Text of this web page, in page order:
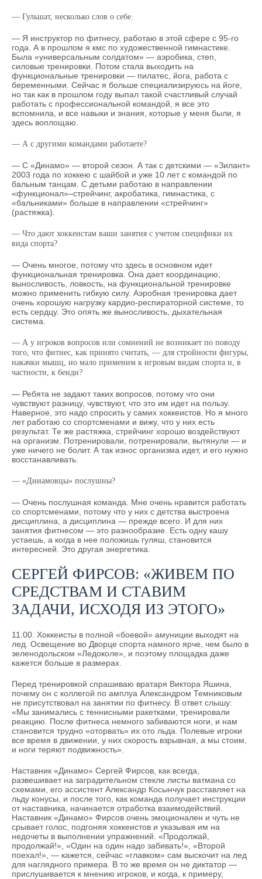
— Гульшат, несколько слов о себе.
— Я инструктор по фитнесу, работаю в этой сфере с 95-го
года. А в прошлом я кмс по художественной гимнастике.
Была «универсальным солдатом» — аэробика, степ,
силовые тренировки. Потом стала выходить на
функциональные тренировки — пилатес, йога, работа с
беременными. Сейчас я больше специализируюсь на йоге,
но так как в прошлом году выпал такой счастливый случай
работать с профессиональной командой, я все это
вспомнила, и все навыки и знания, которые у меня были, я
здесь воплощаю.
— А с другими командами работаете?
— С «Динамо» — второй сезон. А так с детскими — «Зилант»
2003 года по хоккею с шайбой и уже 10 лет с командой по
бальным танцам. С детьми работаю в направлении
«функционал»–стрейчинг, акробатика, гимнастика, с
«бальниками» больше в направлении «стрейчинг»
(растяжка).
— Что дают хоккеистам ваши занятия с учетом специфики их
вида спорта?
— Очень многое, потому что здесь в основном идет
функциональная тренировка. Она дает координацию,
выносливость, ловкость, на функциональной тренировке
можно применить гибкую силу. Аэробная тренировка дает
очень хорошую нагрузку кардио-респираторной системе, то
есть сердцу. Это опять же выносливость, дыхательная
система.
— А у игроков вопросов или сомнений не возникает по поводу
того, что фитнес, как принято считать, — для стройности фигуры,
накачки мышц, но мало применим к игровым видам спорта и, в
частности, к бенди?
— Ребята не задают таких вопросов, потому что они
чувствуют разницу, чувствуют, что это им идет на пользу.
Наверное, это надо спросить у самих хоккеистов. Но я много
лет работаю со спортсменами и вижу, что у них есть
результат. Те же растяжка, стрейчинг хорошо воздействуют
на организм. Потренировали, потренировали, вытянули — и
уже ничего не болит. А так износ организма идет, и его нужно
восстанавливать.
— «Динамовцы» послушны?
— Очень послушная команда. Мне очень нравится работать
со спортсменами, потому что у них с детства выстроена
дисциплина, а дисциплина — прежде всего. И для них
занятия фитнесом — это разнообразие. Есть одну кашу
устаешь, а когда в нее положишь гуляш, становится
интересней. Это другая энергетика.
СЕРГЕЙ ФИРСОВ: «ЖИВЕМ ПО
СРЕДСТВАМ И СТАВИМ
ЗАДАЧИ, ИСХОДЯ ИЗ ЭТОГО»
11.00. Хоккеисты в полной «боевой» амуниции выходят на
лед. Освещение во Дворце спорта намного ярче, чем было в
зеленодольском «Ледоколе», и поэтому площадка даже
кажется больше в размерах.
Перед тренировкой спрашиваю вратаря Виктора Яшина,
почему он с коллегой по амплуа Александром Темниковым
не присутствовал на занятии по фитнесу. В ответ слышу:
«Мы занимались с теннисными ракетками, тренировали
реакцию. После фитнеса немного забиваются ноги, и нам
становится трудно «оторвать» их ото льда. Полевые игроки
все время в движении, у них скорость взрывная, а мы стоим,
и ноги теряют подвижность».
Наставник «Динамо» Сергей Фирсов, как всегда,
развешивает на заградительном стекле листы ватмана со
схемами, его ассистент Александр Косынчук расставляет на
льду конусы, и после того, как команда получает инструкции
от наставника, начинается отработка взаимодействий.
Наставник «Динамо» Фирсов очень эмоционален и чуть не
срывает голос, подгоняя хоккеистов и указывая им на
недочеты в выполнении упражнений. «Продолжай,
продолжай!», «Один на один надо забивать!», «Второй
поехал!», — кажется, сейчас «главком» сам выскочит на лед
для наглядного примера. В то же время он не диктатор —
прислушивается к мнению игроков, и когда, к примеру,